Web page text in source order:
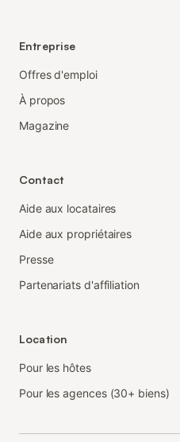
Entreprise
Offres d'emploi
À propos
Magazine
Contact
Aide aux locataires
Aide aux propriétaires
Presse
Partenariats d'affiliation
Location
Pour les hôtes
Pour les agences (30+ biens)